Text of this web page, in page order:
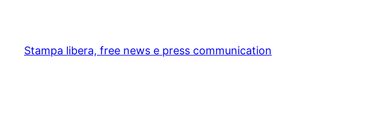
content
Stampa libera, free news e press communication